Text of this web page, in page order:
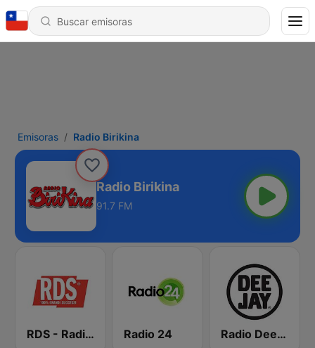
Emisoras Radio Birikina
Radio Birikina
91.7 FM
RDS - Radio Dimensione Suono Radio 24 Radio Deejay